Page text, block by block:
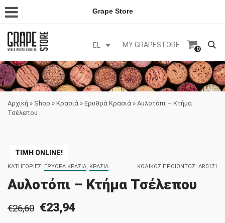
Grape Store
EL MY GRAPESTORE
0
Αρχική » Shop » Κρασιά » Ερυθρά Κρασιά » Αυλοτόπι – Κτήμα
Τσέλεπου
ΤΙΜΉ ONLINE!
ΚΩΔΙΚΌΣ ΠΡΟΪΌΝΤΟΣ: AR0171
ΚΑΤΗΓΟΡΊΕΣ: ΕΡΥΘΡΆ ΚΡΑΣΙΆ, ΚΡΑΣΙΆ
Αυλοτόπι – Κτήμα Τσέλεπου
€26,60 Original
€23,94Η